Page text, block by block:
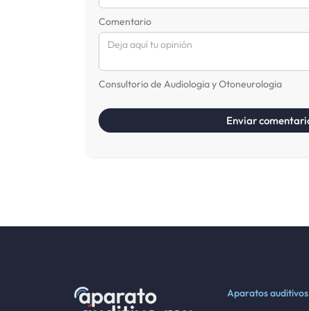
Comentario
Consultorio de Audiologia y Otoneurologia
Aparatos auditivos